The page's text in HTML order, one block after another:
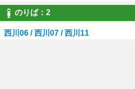
のりば：2
西川06 / 西川07 / 西川11